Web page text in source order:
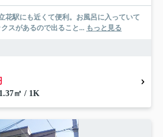
花駅にも近くて便利。お風呂に入っていて
スがあるので出ること... もっと見る
㎡ / 1K